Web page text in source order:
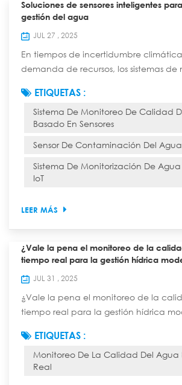
Soluciones de sensores inteligentes
gestión del agua
JUL 27 , 2025
En tiempos de incertidumbre
demanda de recursos, los sistemas
lujo. Los sensores inteligentes
agua, especialmente aquellos que
redes de sensores LoRaWAN,
inteligencia continua y práctica
ETIQUETAS :
Sistema De Monitoreo De Calidad
Basado En Sensores
Sensor De Contaminación Del Agua
Sistema De Monitorización De
IoT
LEER MÁS
¿Vale la pena el monitoreo de la
tiempo real para la gestión hídrica
JUL 31 , 2025
¿Vale la pena el monitoreo de la
tiempo real para la gestión hídrica
real es una herramienta útil para la
moderna. Muchas empresas de
todo el mundo utilizan sistemas en
ETIQUETAS :
Monitoreo De La Calidad Del Agua
Real